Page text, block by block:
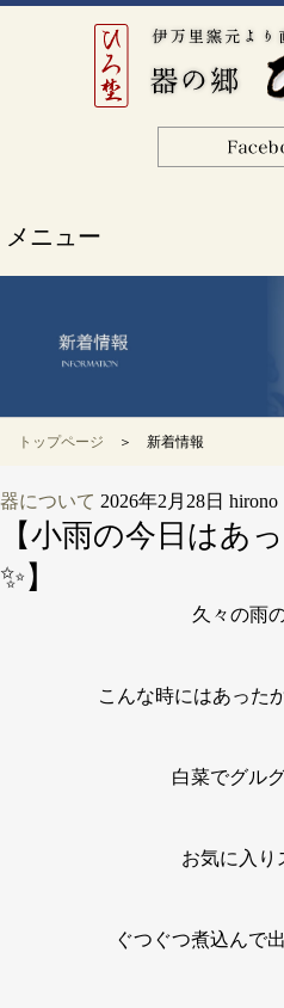
メニュー
トップページ ＞ 新着情報
器について 2026年2月28日 hirono
【小雨の今日はあ
✨】
久々の雨
こんな時にはあった
白菜でグル
お気に入り
ぐつぐつ煮込んで